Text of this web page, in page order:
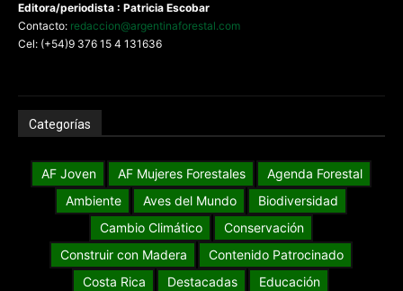
Editora/periodista : Patricia Escobar
Contacto: redaccion@argentinaforestal.com
Cel: (+54)9 376 15 4 131636
Categorías
AF Joven AF Mujeres Forestales
Agenda Forestal
Ambiente
Aves del Mundo
Biodiversidad
Cambio Climático
Conservación
Construir con Madera
Contenido Patrocinado
Costa Rica
Destacadas
Educación